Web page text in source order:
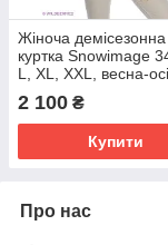
Жіноча демісезонна
куртка Snowimage
L, XL, XXL, весна-
2 100 ₴
Купити
Про нас